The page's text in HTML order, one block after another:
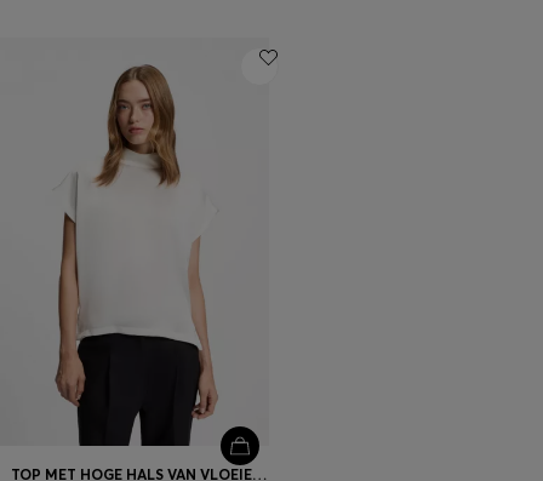
TOP MET HOGE HALS VAN VLOEIEND SATIJN